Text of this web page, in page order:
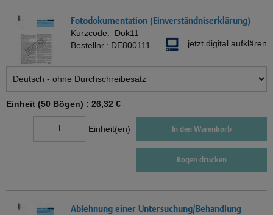
Fotodokumentation (Einverständniserklärung)
Kurzcode: Dok11
Bestellnr.: DE800111 jetzt digital aufklären
Einheit (50 Bögen) : 26,32 €
Einheit(en) In den Warenkorb
Bogen drucken
Ablehnung einer Untersuchung/Behandlung